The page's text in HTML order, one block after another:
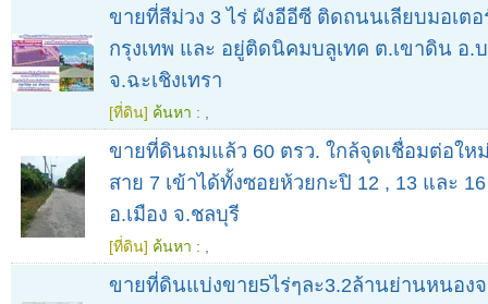
ขายที่สีม่วง 3 ไร่ ผังอีอีซี ติดถนนเลียบมอเตอ
กรุงเทพ และ อยู่ติดนิคมบลูเทค ต.เขาดิน อ.
จ.ฉะเชิงเทรา
[ที่ดิน] ค้นหา :
ขายที่ดินถมแล้ว 60 ตรว. ใกล้จุดเชื่อมต่อให
สาย 7 เข้าได้ทั้งซอยห้วยกะปิ 12 , 13 และ
อ.เมือง จ.ชลบุรี
[ที่ดิน] ค้นหา :
ขายที่ดินแบ่งขาย5ไร่ๆละ3.2ล้านย่านหนอง